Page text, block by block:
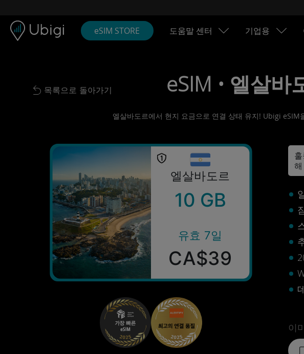
eSIM STORE 도움말 센터 기업용
Back to list
목록으로 돌아가기 eSIM • 엘살바
엘살바도르에서 현지 요금으로 연결 상태 유지! Ubigi
엘살바도르
10 GB
유효 7일
CA$39
해
이